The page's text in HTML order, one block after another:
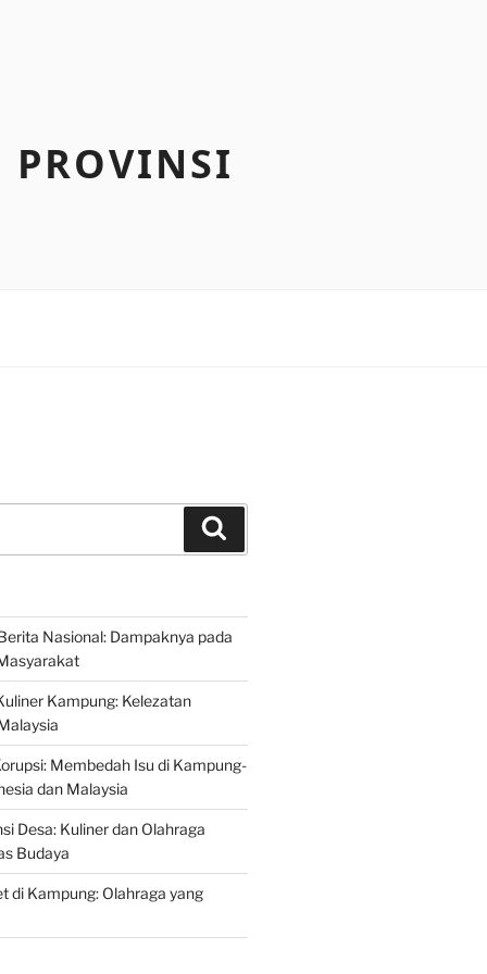
PROVINSI
Nasional: Dampaknya pada
Kampung: Kelezatan
Membedah Isu di Kampung-
dan Malaysia
Desa: Kuliner dan Olahraga
Budaya
di Kampung: Olahraga yang